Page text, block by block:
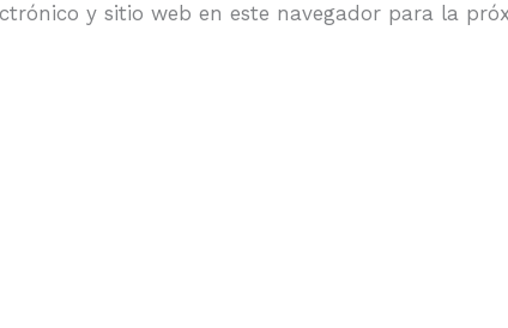
y sitio web en este navegador para la